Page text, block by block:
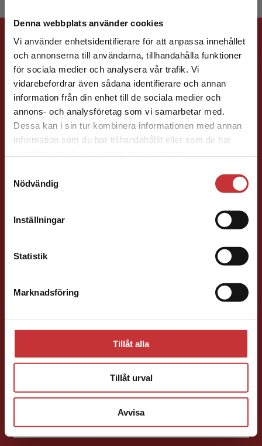
Denna webbplats använder cookies
Vi använder enhetsidentifierare för att anpassa innehållet
och annonserna till användarna, tillhandahålla funktioner
för sociala medier och analysera vår trafik. Vi
vidarebefordrar även sådana identifierare och annan
information från din enhet till de sociala medier och
annons- och analysföretag som vi samarbetar med.
Dessa kan i sin tur kombinera informationen med annan
information som du har tillhandahållit eller som de har
Nödvändig
Inställningar
Statistik
Marknadsföring
Tillåt alla
Tillåt urval
Avvisa
Begränsad fraktregion
Det verkar som att du besöker
studentlitteratur.se via en enhet utanför Sverige.
Vi erbjuder inte leveranser utanför Sverige. För
att kunna slutföra ett köp måste
Förlagskontakt
Jill McCabe
Läromedelsutvecklare Läromedel och
Engelska F-9
E-post